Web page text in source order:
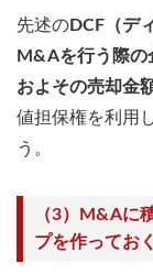
先述のDCF（デ
M&Aを行う際の
およその売却金
値担保権を利用
う。
（3）M&Aに
プを作っておく